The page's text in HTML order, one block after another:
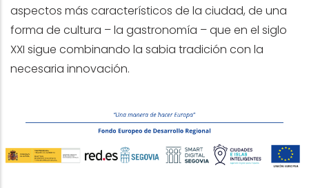
aspectos más característicos de la ciudad, de una
forma de cultura – la gastronomía – que en el siglo
XXI sigue combinando la sabia tradición con la
necesaria innovación.